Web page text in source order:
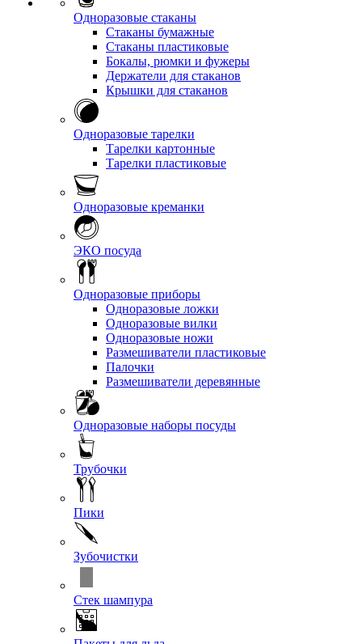
Одноразовые стаканы
Стаканы бумажные
Стаканы пластиковые
Бокалы, рюмки и фужеры
Держатели для стаканов
Крышки для стаканов
Одноразовые тарелки
Тарелки картонные
Тарелки пластиковые
Одноразовые креманки
ЭКО посуда
Одноразовые приборы
Одноразовые ложки
Одноразовые вилки
Одноразовые ножи
Размешиватели пластиковые
Палочки
Размешиватели деревянные
Одноразовые наборы посуды
Трубочки
Пики
Зубочистки
Стек шампура